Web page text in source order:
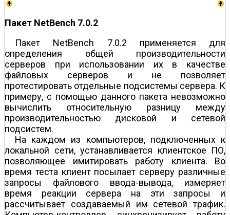
Пакет NetBench 7.0.2
Пакет NetBench 7.0.2 применяется для
определения общей производительности
серверов при использовании их в качестве
файловых серверов и не позволяет
протестировать отдельные подсистемы сервера. К
примеру, с помощью данного пакета невозможно
вычислить относительную разницу между
производительностью дисковой и сетевой
подсистем.
На каждом из компьютеров, подключенных к
локальной сети, устанавливается клиентское ПО,
позволяющее имитировать работу клиента. Во
время теста клиент посылает серверу различные
запросы файлового ввода-вывода, измеряет
время реакции сервера на эти запросы и
рассчитывает создаваемый им сетевой трафик.